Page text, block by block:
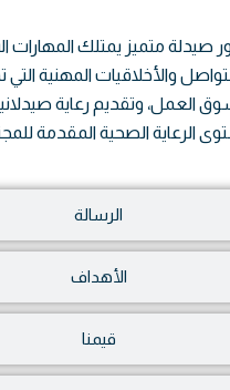
الرسالة
الأهداف
قيمنا
صيدلة متميز يمتلك المهارات
والأخلاقيات المهنية التي
العمل، وتقديم رعاية
الرعاية الصحية المقدمة